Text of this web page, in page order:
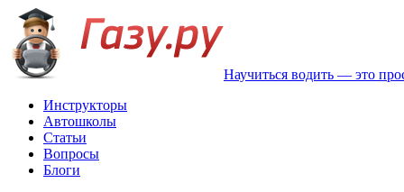
Научиться водить — это
Инструкторы
Автошколы
Статьи
Вопросы
Блоги